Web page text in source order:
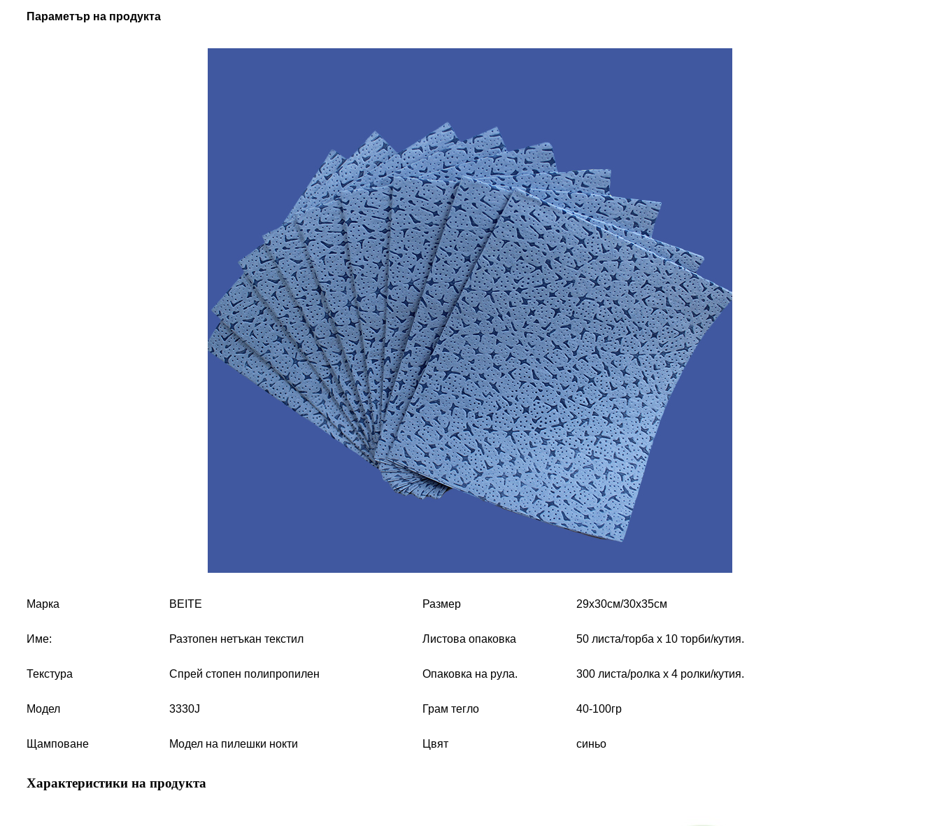
Параметър на продукта
Марка BEITE Размер 29х30см/30х35см
Име: Разтопен нетъкан текстил Листова опаковка 50 листа/торба х 10 торби/кутия.
Текстура Спрей стопен полипропилен Опаковка на рула. 300 листа/ролка х 4 ролки/кутия.
Модел 3330J Грам тегло 40-100гр
Щамповане Модел на пилешки нокти Цвят синьо
Характеристики на продукта